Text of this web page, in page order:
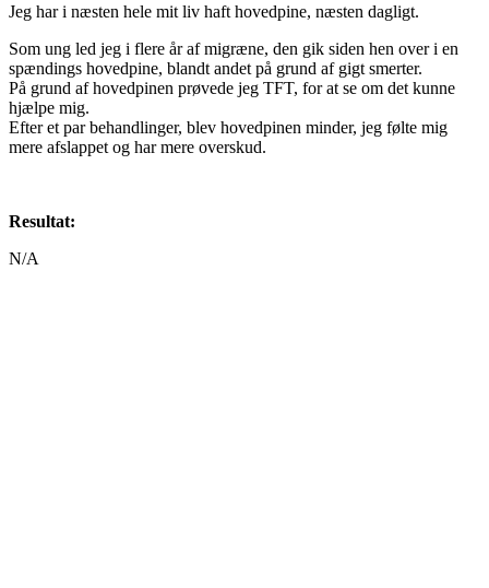
Jeg har i næsten hele mit liv haft hovedpine, næsten dagligt.
Som ung led jeg i flere år af migræne, den gik siden hen over i en
spændings hovedpine, blandt andet på grund af gigt smerter.
På grund af hovedpinen prøvede jeg TFT, for at se om det kunne
hjælpe mig.
Efter et par behandlinger, blev hovedpinen minder, jeg følte mig
mere afslappet og har mere overskud.
Resultat:
N/A